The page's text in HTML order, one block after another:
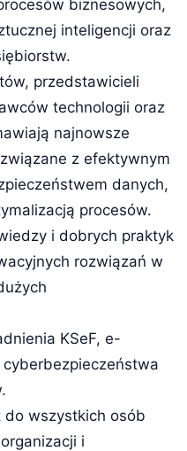
biznesowych,
inteligencji oraz
przedstawicieli
technologii oraz
najnowsze
z efektywnym
danych,
procesów.
i dobrych praktyk
rozwiązań w
KSeF, e-
cyberbezpieczeństwa
do wszystkich osób
i